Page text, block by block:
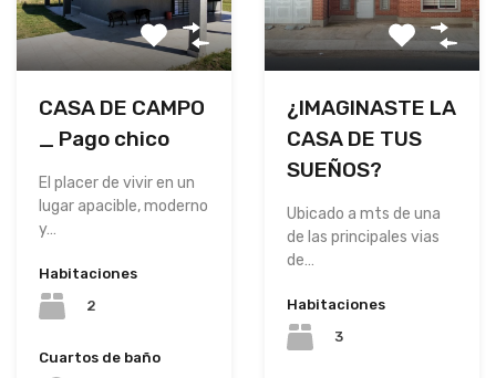
CASA DE CAMPO
_ Pago chico
El placer de vivir en un
lugar apacible, moderno
y…
Habitaciones
2
Cuartos de baño
¿IMAGINASTE LA
CASA DE TUS
SUEÑOS?
Ubicado a mts de una
de las principales vias
de…
Habitaciones
3